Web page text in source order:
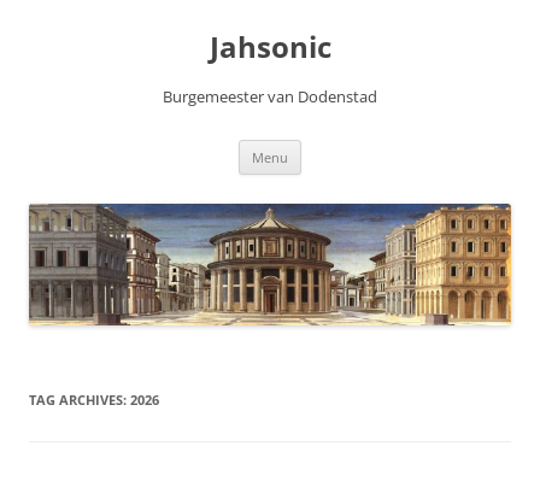
Jahsonic
Burgemeester van Dodenstad
Menu
TAG ARCHIVES: 2026